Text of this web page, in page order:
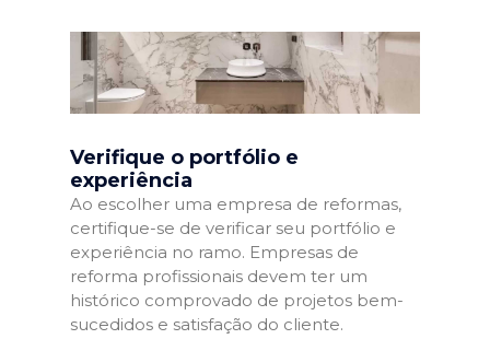
Verifique o portfólio e
experiência
Ao escolher uma empresa de reformas,
certifique-se de verificar seu portfólio e
experiência no ramo. Empresas de
reforma profissionais devem ter um
histórico comprovado de projetos bem-
sucedidos e satisfação do cliente.